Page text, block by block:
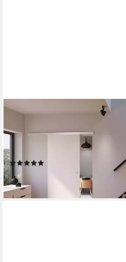
INOVA WOHNEN
Größenauswahl, Komplett Set
mit Schienensystem
ab 329,99 €
lieferbar - in 2-3 Werktagen bei dir